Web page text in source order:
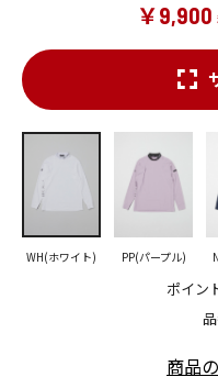
￥9,900
ポイン
WH(ホワイト) PP(パープル)
商品